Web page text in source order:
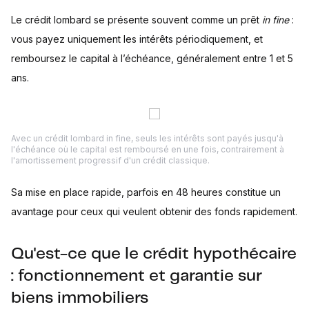
Le crédit lombard se présente souvent comme un prêt in fine:
vous payez uniquement les intérêts périodiquement, et
remboursez le capital à l’échéance, généralement entre 1 et 5
ans.
Avec un crédit lombard in fine, seuls les intérêts sont payés jusqu'à
l'échéance où le capital est remboursé en une fois, contrairement à
l'amortissement progressif d'un crédit classique.
Sa mise en place rapide, parfois en 48 heures constitue un
avantage pour ceux qui veulent obtenir des fonds rapidement.
Qu'est-ce que le crédit hypothécaire
: fonctionnement et garantie sur
biens immobiliers